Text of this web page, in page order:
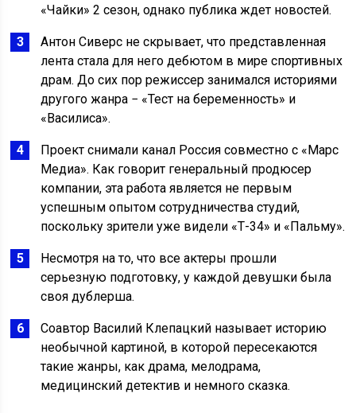
«Чайки» 2 сезон, однако публика ждет новостей.
Антон Сиверс не скрывает, что представленная
лента стала для него дебютом в мире спортивных
драм. До сих пор режиссер занимался историями
другого жанра − «Тест на беременность» и
«Василиса».
Проект снимали канал Россия совместно с «Марс
Медиа». Как говорит генеральный продюсер
компании, эта работа является не первым
успешным опытом сотрудничества студий,
поскольку зрители уже видели «Т-34» и «Пальму».
Несмотря на то, что все актеры прошли
серьезную подготовку, у каждой девушки была
своя дублерша.
Соавтор Василий Клепацкий называет историю
необычной картиной, в которой пересекаются
такие жанры, как драма, мелодрама,
медицинский детектив и немного сказка.